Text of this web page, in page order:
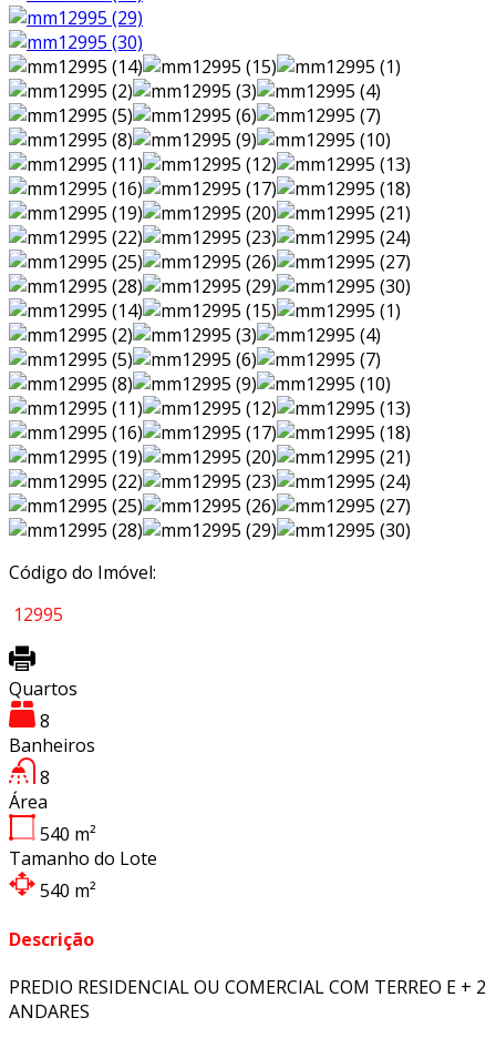
Código do Imóvel:
12995
Quartos
8
Banheiros
8
Área
540 m²
Tamanho do Lote
540 m²
Descrição
PREDIO RESIDENCIAL OU COMERCIAL COM TERREO E + 2
ANDARES